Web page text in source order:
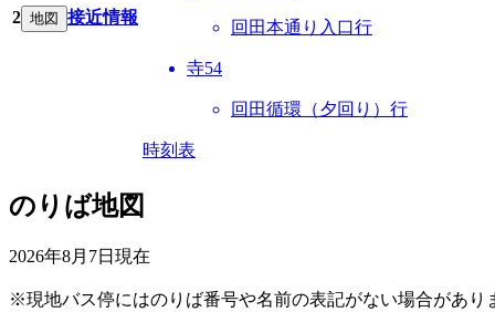
2 地図 接近情報
回田本通り入口行
寺54
回田循環（夕回り）行
時刻表
のりば地図
2026年8月7日 現在
※現地バス停にはのりば番号や名前の表記がない場合があり